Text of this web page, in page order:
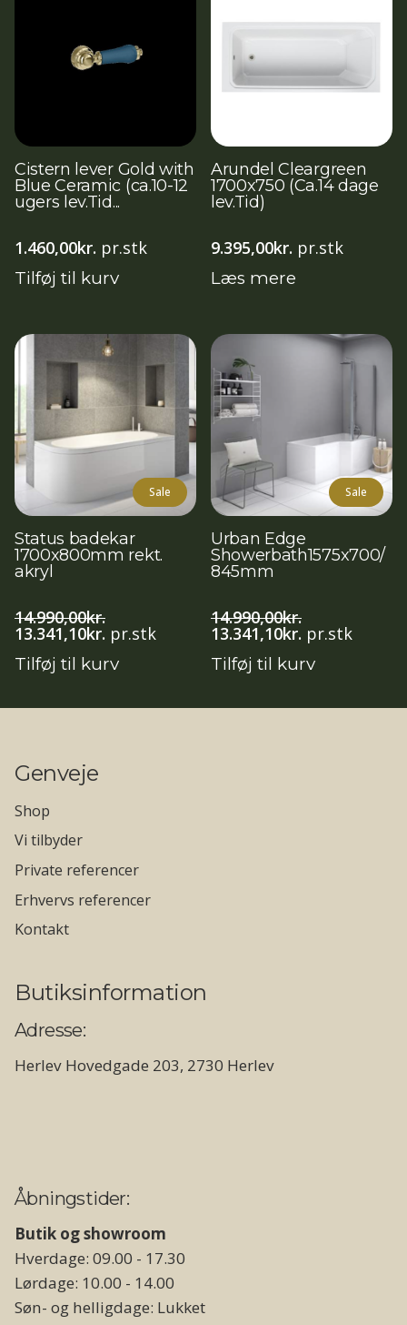
Cistern lever Gold with
Blue Ceramic (ca.10-12
ugers lev.Tid...
1.460,00kr. pr.stk
Tilføj til kurv
Arundel Cleargreen
1700x750 (Ca.14 dage
lev.Tid)
9.395,00kr. pr.stk
Læs mere
Sale
Status badekar
1700x800mm rekt.
akryl
14.990,00kr.
Den
pris
13.341,10kr. Den
aktuelle
pris
pr.stk
Tilføj til kurv
Sale
Urban Edge
Showerbath1575x700/
845mm
14.990,00kr.
Den
pris
13.341,10kr. Den
aktuelle
pris
pr.stk
Tilføj til kurv
Genveje
Shop
Vi tilbyder
Private referencer
Erhvervs referencer
Kontakt
Butiksinformation
Adresse:
Herlev Hovedgade 203, 2730 Herlev
Åbningstider:
Butik og showroom
Hverdage: 09.00 - 17.30
Lørdage: 10.00 - 14.00
Søn- og helligdage: Lukket